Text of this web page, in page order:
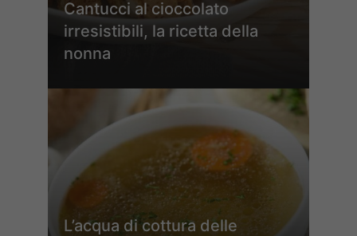
Cantucci al cioccolato
irresistibili, la ricetta della
nonna
L’acqua di cottura delle